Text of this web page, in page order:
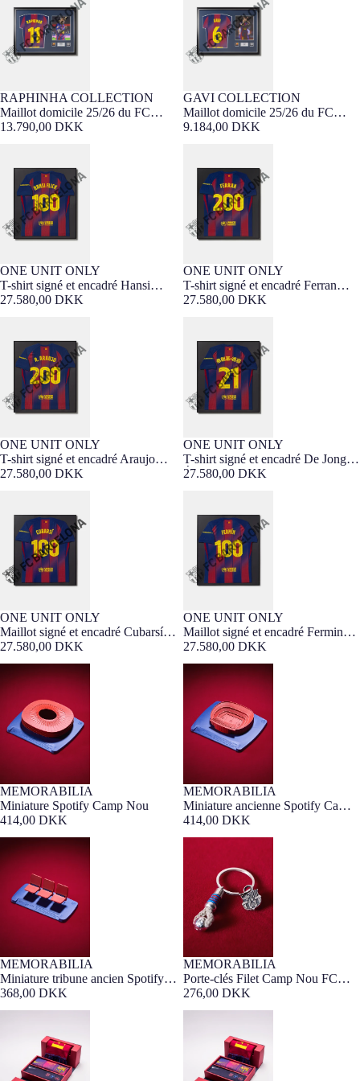
encadré
SIGNED PRODUCT
NOUVEAUTÉ
RAPHINHA COLLECTION
Maillot domicile 25/26 du FC
Barcelona signé par Raphinha et
13.790,00 DKK
encadré
SIGNED PRODUCT
NOUVEAUTÉ
GAVI COLLECTION
Maillot domicile 25/26 du FC
Barcelona signé par Gavi et
9.184,00 DKK
Flick 100 matchs
SIGNED PRODUCT
Barça Exclusif
ONE UNIT ONLY
T-shirt signé et encadré Hansi
Flick 100 matchs
27.580,00 DKK
Torres 200 matchs
SIGNED PRODUCT
Barça Exclusif
ONE UNIT ONLY
T-shirt signé et encadré Ferran
Torres 200 matchs
27.580,00 DKK
200 matchs
SIGNED PRODUCT
Barça Exclusif
ONE UNIT ONLY
T-shirt signé et encadré Araujo
200 matchs
27.580,00 DKK
Édition Chinese New Year
SIGNED PRODUCT
CHINESE NEW YEAR
Barça Exclusif
ONE UNIT ONLY
T-shirt signé et encadré De Jong –
Édition Chinese New Year
27.580,00 DKK
100 matchs
SIGNED PRODUCT
Barça Exclusif
ONE UNIT ONLY
Maillot signé et encadré Cubarsí
100 matchs
27.580,00 DKK
100 matchs
SIGNED PRODUCT
Barça Exclusif
ONE UNIT ONLY
Maillot signé et encadré Fermin
100 matchs
27.580,00 DKK
Miniature Spotify Camp Nou
MEMORABILIA
Miniature Spotify Camp Nou
414,00 DKK
Miniature ancienne Spotify Camp
Nou
Barça Exclusif
MEMORABILIA
Miniature ancienne Spotify Camp
Nou
414,00 DKK
Miniature tribune ancien Spotify
Camp Nou
Barça Exclusif
MEMORABILIA
Miniature tribune ancien Spotify
Camp Nou
368,00 DKK
MEMORABILIA
Porte-clés Filet Camp Nou FC
Barcelona
276,00 DKK